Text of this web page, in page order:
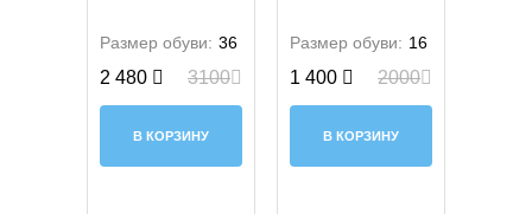
Размер обуви: 36
2 480 3100
В КОРЗИНУ
Размер обуви: 16
1 400 2000
В КОРЗИНУ